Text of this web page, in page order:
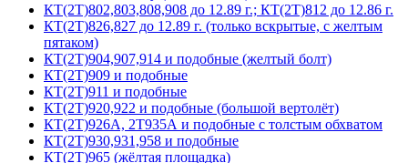
КТ(2Т)802,803,808,908 до 12.89 г.; КТ(2Т)812 до 12.86 г.
КТ(2Т)826,827 до 12.89 г. (только вскрытые, с желтым
пятаком)
КТ(2Т)904,907,914 и подобные (желтый болт)
КТ(2Т)909 и подобные
КТ(2Т)911 и подобные
КТ(2Т)920,922 и подобные (большой вертолёт)
КТ(2Т)926А, 2Т935А и подобные с толстым обхватом
КТ(2Т)930,931,958 и подобные
КТ(2Т)965 (жёлтая площадка)